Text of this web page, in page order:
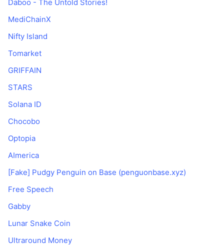
Daboo - The Untold Stories!
MediChainX
Nifty Island
Tomarket
GRIFFAIN
STARS
Solana ID
Chocobo
Optopia
AImerica
[Fake] Pudgy Penguin on Base (penguonbase.xyz)
Free Speech
Gabby
Lunar Snake Coin
Ultraround Money